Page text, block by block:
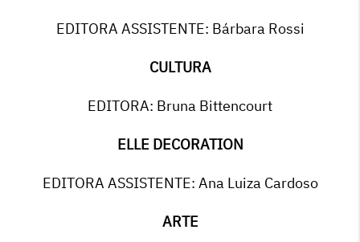
EDITORA ASSISTENTE: Bárbara Rossi
CULTURA
EDITORA: Bruna Bittencourt
ELLE DECORATION
EDITORA ASSISTENTE: Ana Luiza Cardoso
ARTE